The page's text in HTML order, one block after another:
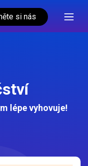
si nás
lépe vyhovuje!